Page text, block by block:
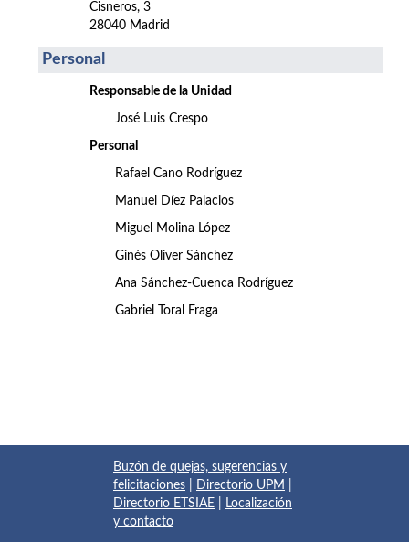
Cisneros, 3
28040 Madrid
Personal
Responsable de la Unidad
José Luis Crespo
Personal
Rafael Cano Rodríguez
Manuel Díez Palacios
Miguel Molina López
Ginés Oliver Sánchez
Ana Sánchez-Cuenca Rodríguez
Gabriel Toral Fraga
Buzón de quejas, sugerencias y
felicitaciones
Directorio UPM
Directorio ETSIAE
Localización
y contacto